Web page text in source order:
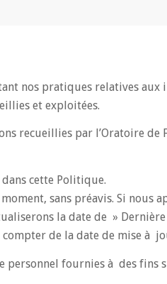
nos pratiques relatives
et exploitées.
recueillies par l’Oratoire de
cette Politique.
sans préavis. Si nous
la date de »
de la date de mise à
personnel fournies à des fins